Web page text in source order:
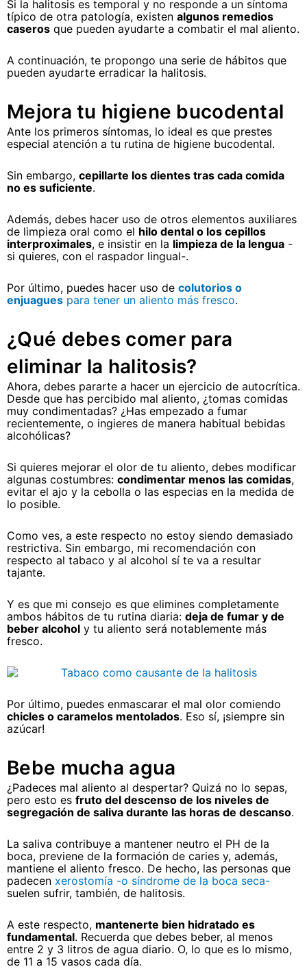
Si la halitosis es temporal y no responde a un síntoma
típico de otra patología, existen algunos remedios
caseros que pueden ayudarte a combatir el mal aliento.
A continuación, te propongo una serie de hábitos que
pueden ayudarte erradicar la halitosis.
Mejora tu higiene bucodental
Ante los primeros síntomas, lo ideal es que prestes
especial atención a tu rutina de higiene bucodental.
Sin embargo, cepillarte los dientes tras cada comida
no es suficiente.
Además, debes hacer uso de otros elementos auxiliares
de limpieza oral como el hilo dental o los cepillos
interproximales, e insistir en la limpieza de la lengua -
si quieres, con el raspador lingual-.
Por último, puedes hacer uso de colutorios o
enjuagues para tener un aliento más fresco.
¿Qué debes comer para
eliminar la halitosis?
Ahora, debes pararte a hacer un ejercicio de autocrítica.
Desde que has percibido mal aliento, ¿tomas comidas
muy condimentadas? ¿Has empezado a fumar
recientemente, o ingieres de manera habitual bebidas
alcohólicas?
Si quieres mejorar el olor de tu aliento, debes modificar
algunas costumbres: condimentar menos las comidas,
evitar el ajo y la cebolla o las especias en la medida de
lo posible.
Como ves, a este respecto no estoy siendo demasiado
restrictiva. Sin embargo, mi recomendación con
respecto al tabaco y al alcohol sí te va a resultar
tajante.
Y es que mi consejo es que elimines completamente
ambos hábitos de tu rutina diaria: deja de fumar y de
beber alcohol y tu aliento será notablemente más
fresco.
Por último, puedes enmascarar el mal olor comiendo
chicles o caramelos mentolados. Eso sí, ¡siempre sin
azúcar!
Bebe mucha agua
¿Padeces mal aliento al despertar? Quizá no lo sepas,
pero esto es fruto del descenso de los niveles de
segregación de saliva durante las horas de descanso.
La saliva contribuye a mantener neutro el PH de la
boca, previene de la formación de caries y, además,
mantiene el aliento fresco. De hecho, las personas que
padecen xerostomía -o síndrome de la boca seca-
suelen sufrir, también, de halitosis.
A este respecto, mantenerte bien hidratado es
fundamental. Recuerda que debes beber, al menos
entre 2 y 3 litros de agua diario. O, lo que es lo mismo,
de 11 a 15 vasos cada día.